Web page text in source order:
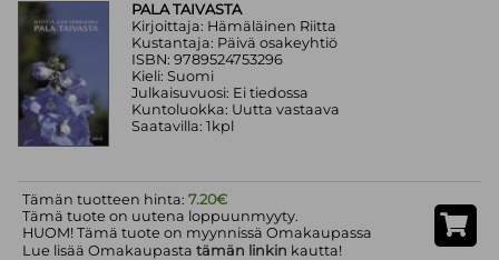
PALA TAIVASTA
Kirjoittaja: Hämäläinen Riitta
Kustantaja: Päivä osakeyhtiö
ISBN: 9789524753296
Kieli: Suomi
Julkaisuvuosi: Ei tiedossa
Kuntoluokka: Uutta vastaava
Saatavilla: 1kpl
Tämän tuotteen hinta:7.20€
Tämä tuote on uutena loppuunmyyty.
HUOM! Tämä tuote on myynnissä Omakaupassa
Lue lisää Omakaupastatämän linkin kautta!